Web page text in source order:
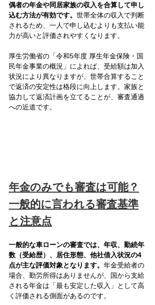
偶者の年金や同居家族の収入を合算して申し
込む方法が有効です。 世帯全体の収入で判断
されるため、一人で申し込むよりも支払い能
力が高いと評価されやすくなります。
厚生労働省の「令和5年度 厚生年金保険・国
民年金事業の概況」によれば、受給額は加入
状況により異なりますが、世帯合算すること
で返済の安定性は格段に向上します。家族と
協力して返済計画を立てることが、審査通過
への近道です。
年金のみでも審査は可能？
一般的に言われる審査基準
と注意点
一般的な車ローンの審査では、年収、勤続年
数（受給歴）、居住形態、他社借入状況の4
点が主な評価対象となります。 年金受給者の
場合、勤労所得はありませんが、国から支給
される年金は「最も安定した収入」として高
く評価される側面があるのです。